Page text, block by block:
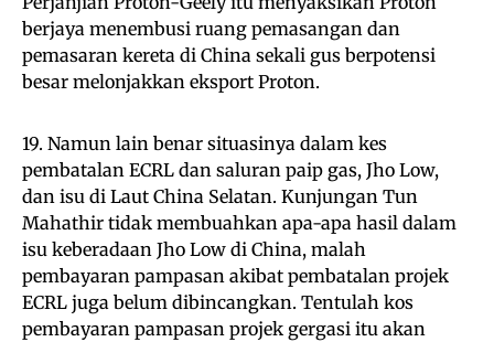
berjaya menembusi ruang pemasangan dan
pemasaran kereta di China sekali gus berpotensi
besar melonjakkan eksport Proton.
19. Namun lain benar situasinya dalam kes
pembatalan ECRL dan saluran paip gas, Jho Low,
dan isu di Laut China Selatan. Kunjungan Tun
Mahathir tidak membuahkan apa-apa hasil dalam
isu keberadaan Jho Low di China, malah
pembayaran pampasan akibat pembatalan projek
ECRL juga belum dibincangkan. Tentulah kos
pembayaran pampasan projek gergasi itu akan